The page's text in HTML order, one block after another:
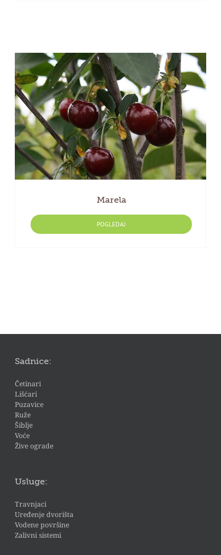
Marela
POGLEDAJ
Sadnice:
Četinari
Lišćari
Puzavice
Ruže
Šiblje
Voće
Žive ograde
Usluge:
Travnjaci
Uređenje dvorišta
Vodene površine
Zalivni sistemi